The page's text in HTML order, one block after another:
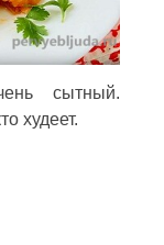
сытный.
худеет.